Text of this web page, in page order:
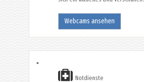
Webcams ansehen
Notdienste